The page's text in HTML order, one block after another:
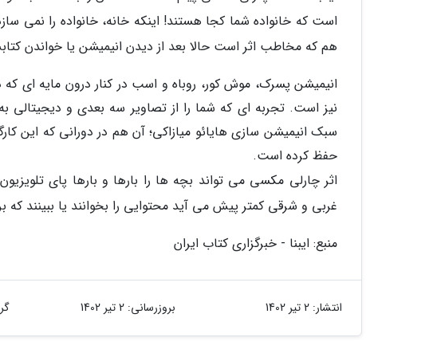
است که خانواده شما کجا هستند! اینکه خانه، خانواده را نمی
هم که مخاطب اثر است حالا بعد از دیدن انیمیشن یا خواندن
انیمیشن پسرک، موش کور، روباه و اسب در کنار درون مایه ای
نیز است. تجربه ای که شما را از تصاویر سه بعدی و
سبک انیمیشن سازی هایائو میازاکی؛ آن هم در دورانی که این
حفظ کرده است.
اثر چارلی مکسی می تواند بچه ها را بارها و بارها پای
غربی و شرقی کمتر پیش می آید محتوایی را بخوانند یا ببینند که
منبع: ایبنا - خبرگزاری کتاب ایران
انتشار: 2 تیر 1402 بروزرسانی: 2 تیر 1402